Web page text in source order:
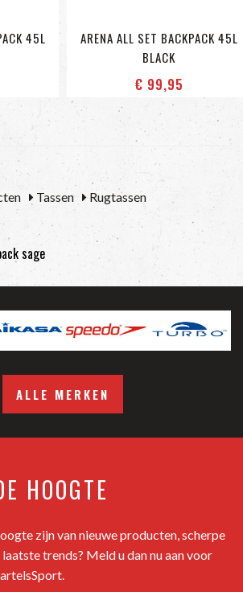
45L
ARENA ALL SET BACKPACK 45L
BLACK
€ 99,95
Tassen
Rugtassen
sage
ALLE MERKEN
HOOGTE
zijn van nieuwe producten, scherpe
trends? Meld u dan nu aan voor